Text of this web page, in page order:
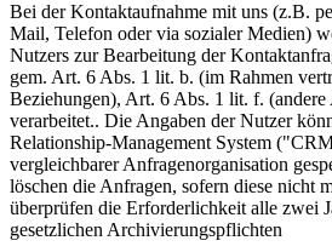
Bei der Kontaktaufnahme mit uns (z.B.
Mail, Telefon oder via sozialer Medien)
Nutzers zur Bearbeitung der
gem. Art. 6 Abs. 1 lit. b. (im Rahmen
Beziehungen), Art. 6 Abs. 1 lit. f.
verarbeitet.. Die Angaben der Nutzer
Relationship-Management System
vergleichbarer Anfragenorganisation
löschen die Anfragen, sofern diese nicht
überprüfen die Erforderlichkeit alle zwei
gesetzlichen Archivierungspflichten